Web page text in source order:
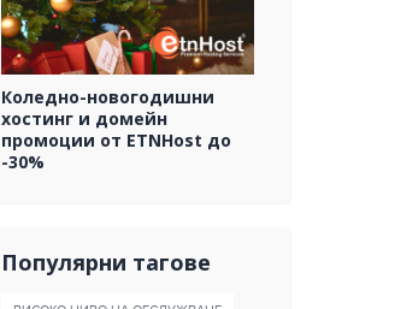
Коледно-новогодишни
хостинг и домейн
промоции от ETNHost до
-30%
Популярни тагове